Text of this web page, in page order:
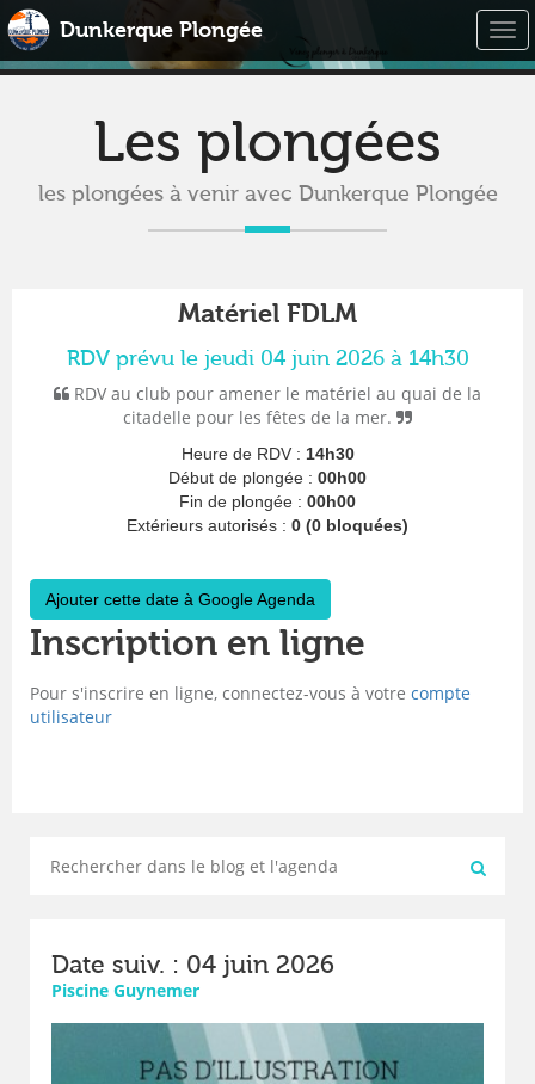
Dunkerque Plongée
Les plongées
les plongées à venir avec Dunkerque Plongée
Matériel FDLM
RDV prévu le jeudi 04 juin 2026 à 14h30
RDV au club pour amener le matériel au quai de la
citadelle pour les fêtes de la mer.
Heure de RDV : 14h30
Début de plongée : 00h00
Fin de plongée : 00h00
Extérieurs autorisés : 0 (0 bloquées)
Ajouter cette date à Google Agenda
Inscription en ligne
Pour s'inscrire en ligne, connectez-vous à votre compte
utilisateur
Date suiv. : 04 juin 2026
Piscine Guynemer